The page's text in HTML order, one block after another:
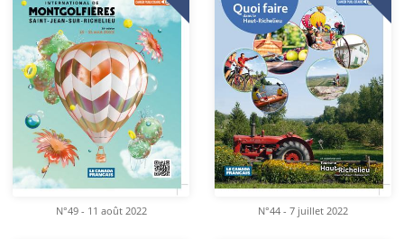
N°49 - 11 août 2022 N°44 - 7 juillet 2022